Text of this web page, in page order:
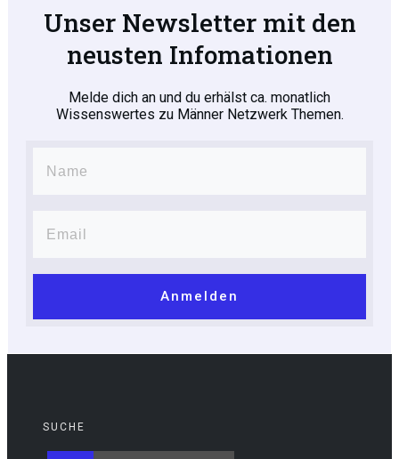
Unser Newsletter mit den
neusten Infomationen
Melde dich an und du erhälst ca. monatlich
Wissenswertes zu Männer Netzwerk Themen.
Anmelden
SUCHE